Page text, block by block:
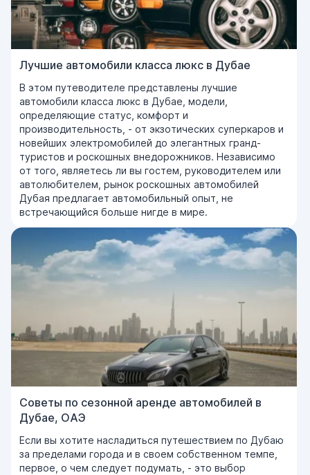
Лучшие автомобили класса люкс в Дубае
В этом путеводителе представлены лучшие
автомобили класса люкс в Дубае, модели,
определяющие статус, комфорт и
производительность, - от экзотических суперкаров и
новейших электромобилей до элегантных гранд-
туристов и роскошных внедорожников. Независимо
от того, являетесь ли вы гостем, руководителем или
автолюбителем, рынок роскошных автомобилей
Дубая предлагает автомобильный опыт, не
встречающийся больше нигде в мире.
Советы по сезонной аренде автомобилей в
Дубае, ОАЭ
Если вы хотите насладиться путешествием по Дубаю
за пределами города и в своем собственном темпе,
первое, о чем следует подумать, - это выбор